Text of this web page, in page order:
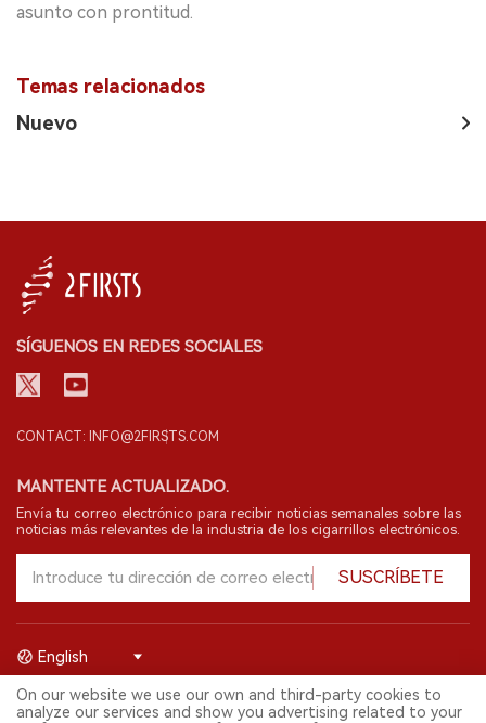
asunto con prontitud.
Temas relacionados
Nuevo
SÍGUENOS EN REDES SOCIALES
CONTACT: INFO@2FIRSTS.COM
MANTENTE ACTUALIZADO.
Envía tu correo electrónico para recibir noticias semanales sobre las
noticias más relevantes de la industria de los cigarrillos electrónicos.
SUSCRÍBETE
© 2026 Shenzhen 2FIRSTS Technology Co.,Ltd. Todos los derechos
reservados.
English
On our website we use our own and third-party cookies to
analyze our services and show you advertising related to your